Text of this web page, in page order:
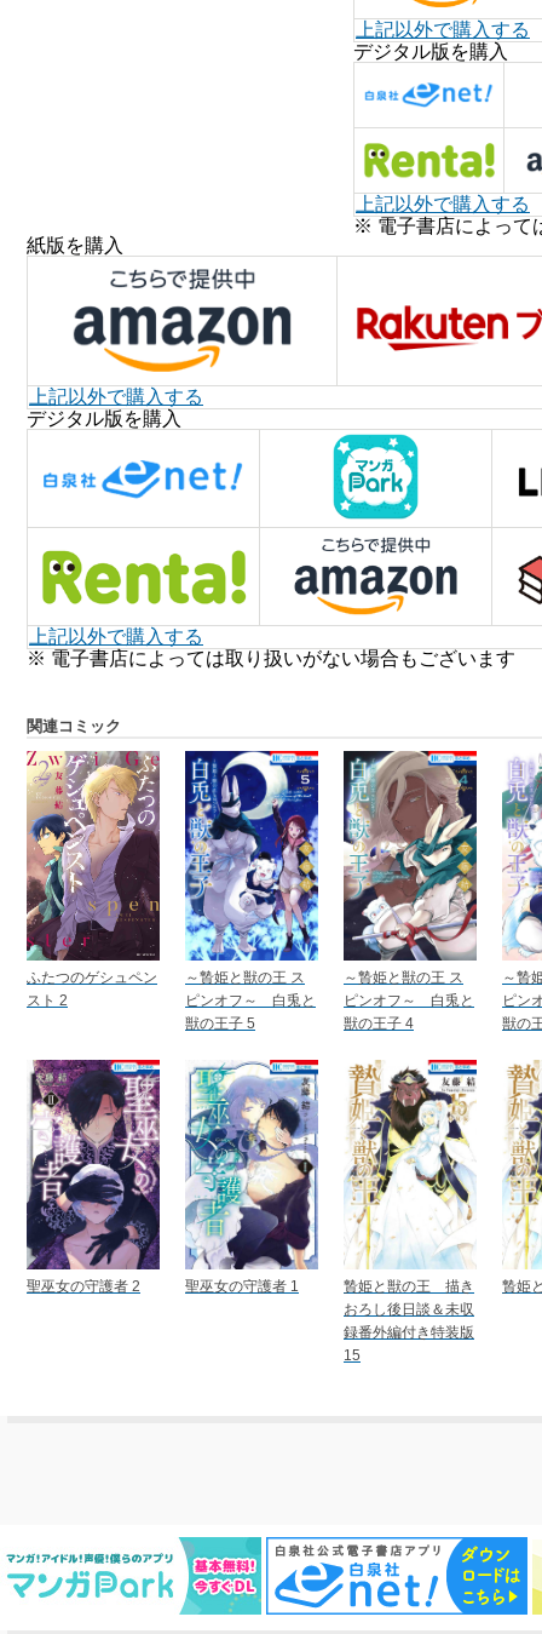
上記以外で購入する
デジタル版を購入
上記以外で購入する
※ 電子書店によって
紙版を購入
上記以外で購入する
デジタル版を購入
上記以外で購入する
※ 電子書店によっては取り扱いがない場合もございます
関連コミック
ふたつのゲシュペン
スト 2
～贄姫と獣の王 ス
ピンオフ～ 白兎と
獣の王子 5
～贄姫と獣の王 ス
ピンオフ～ 白兎と
獣の王子 4
～贄
ピン
獣の
聖巫女の守護者 2 聖巫女の守護者 1
贄姫と獣の王 描き
おろし後日談＆未収
録番外編付き特装版
15
贄姫